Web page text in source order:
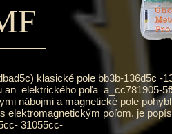
klasické pole bb3b-136d5c -
an elektrického poľa a_cc781905-
nábojmi a magnetické pole
elektromagnetickým poľom, je
31055cc-